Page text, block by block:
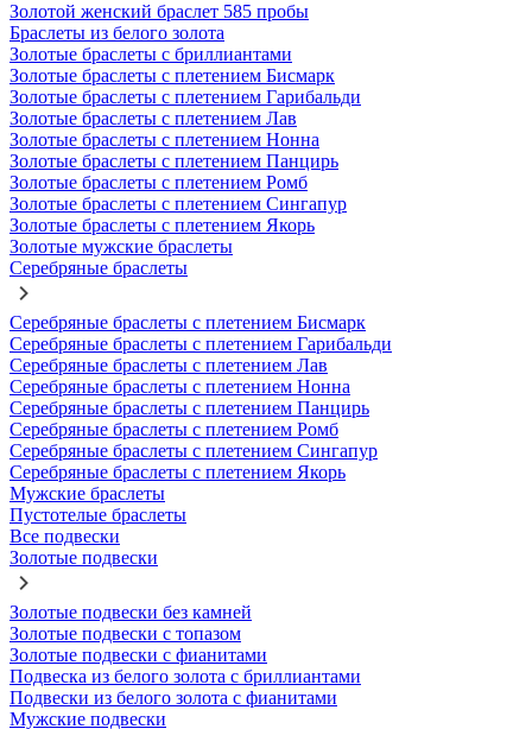
Золотой женский браслет 585 пробы
Браслеты из белого золота
Золотые браслеты с бриллиантами
Золотые браслеты с плетением Бисмарк
Золотые браслеты с плетением Гарибальди
Золотые браслеты с плетением Лав
Золотые браслеты с плетением Нонна
Золотые браслеты с плетением Панцирь
Золотые браслеты с плетением Ромб
Золотые браслеты с плетением Сингапур
Золотые браслеты с плетением Якорь
Золотые мужские браслеты
Серебряные браслеты
Серебряные браслеты с плетением Бисмарк
Серебряные браслеты с плетением Гарибальди
Серебряные браслеты с плетением Лав
Серебряные браслеты с плетением Нонна
Серебряные браслеты с плетением Панцирь
Серебряные браслеты с плетением Ромб
Серебряные браслеты с плетением Сингапур
Серебряные браслеты с плетением Якорь
Мужские браслеты
Пустотелые браслеты
Все подвески
Золотые подвески
Золотые подвески без камней
Золотые подвески с топазом
Золотые подвески с фианитами
Подвеска из белого золота с бриллиантами
Подвески из белого золота с фианитами
Мужские подвески